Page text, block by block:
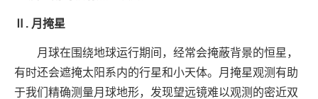
Ⅱ. 月掩星
月球在围绕地球运行期间，经常会掩蔽背景的恒星，
有时还会遮掩太阳系内的行星和小天体。月掩星观测有助
于我们精确测量月球地形，发现望远镜难以观测的密近双